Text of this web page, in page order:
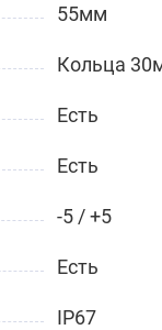
55мм
Кольца
Есть
Есть
-5 / +5
Есть
IP67